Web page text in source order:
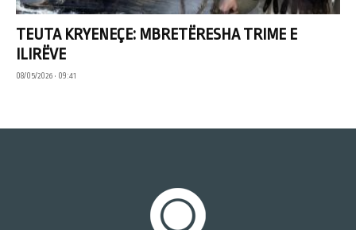
TEUTA KRYENEÇE: MBRETËRESHA TRIME E
ILIRËVE
08/05/2026 • 09:41